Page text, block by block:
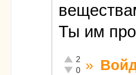
Ты им про
Отлично!
2
Неадекватно!
0 »